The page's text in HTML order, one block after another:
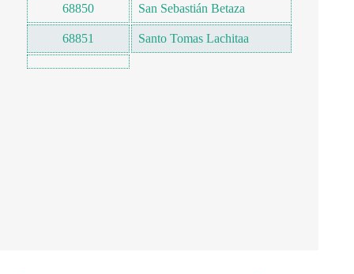
68850 San Sebastián Betaza
68851 Santo Tomas Lachitaa